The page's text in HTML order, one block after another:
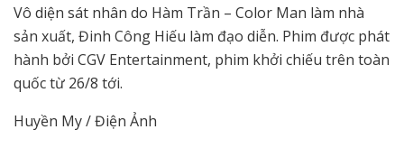
Vô diện sát nhân do Hàm Trần – Color Man làm nhà
sản xuất, Đinh Công Hiếu làm đạo diễn. Phim được phát
hành bởi CGV Entertainment, phim khởi chiếu trên toàn
quốc từ 26/8 tới.
Huyền My / Điện Ảnh